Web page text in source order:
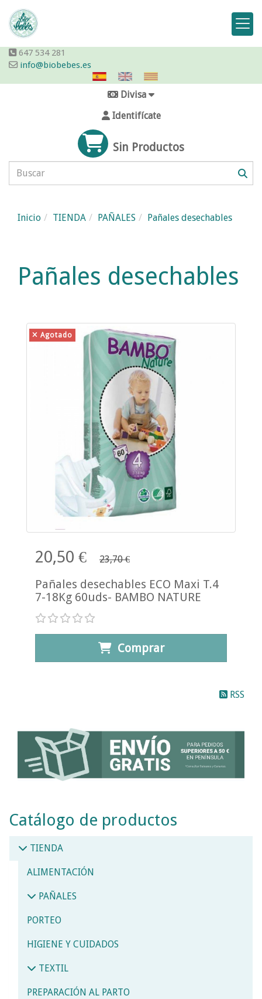
647 534 281
info@biobebes.es
Divisa
Identifícate
Sin Productos
Inicio TIENDA PAÑALES Pañales desechables
Pañales desechables
Agotado
20,50 € 23,70 €
Pañales desechables ECO Maxi T.4
7-18Kg 60uds- BAMBO NATURE
Comprar
RSS
Catálogo de productos
TIENDA
ALIMENTACIÓN
PAÑALES
PORTEO
HIGIENE Y CUIDADOS
TEXTIL
PREPARACIÓN AL PARTO